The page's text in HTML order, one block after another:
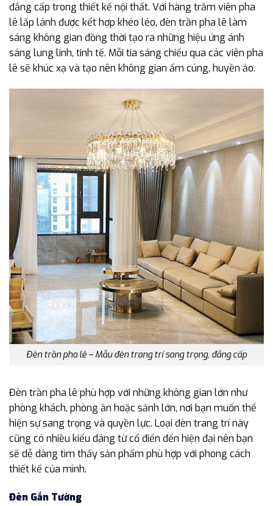
đẳng cấp trong thiết kế nội thất. Với hàng trăm viên pha
lê lấp lánh được kết hợp khéo léo, đèn trần pha lê làm
sáng không gian đồng thời tạo ra những hiệu ứng ánh
sáng lung linh, tinh tế. Mỗi tia sáng chiếu qua các viên pha
lê sẽ khúc xạ và tạo nên không gian ấm cúng, huyền ảo.
Đèn trần pha lê – Mẫu đèn trang trí sang trọng, đẳng cấp
Đèn trần pha lê phù hợp với những không gian lớn như
phòng khách, phòng ăn hoặc sảnh lớn, nơi bạn muốn thể
hiện sự sang trọng và quyền lực. Loại đèn trang trí này
cũng có nhiều kiểu dáng từ cổ điển đến hiện đại nên bạn
sẽ dễ dàng tìm thấy sản phẩm phù hợp với phong cách
thiết kế của mình.
Đèn Gắn Tường